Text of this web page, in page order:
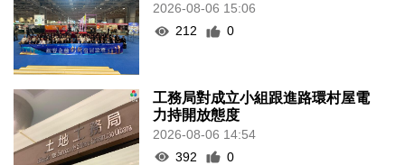
2026-08-06 15:06
212
0
工務局對成立小組跟進路環村屋電
力持開放態度
2026-08-06 14:54
392
0